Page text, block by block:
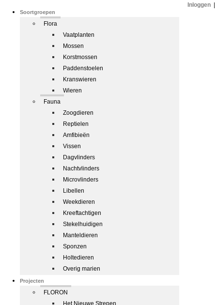
Soortgroepen
Flora
Vaatplanten
Mossen
Korstmossen
Paddenstoelen
Kranswieren
Wieren
Fauna
Zoogdieren
Reptielen
Amfibieën
Vissen
Dagvlinders
Nachtvlinders
Microvlinders
Libellen
Weekdieren
Kreeftachtigen
Stekelhuidigen
Manteldieren
Sponzen
Holtedieren
Overig marien
Projecten
FLORON
Het Nieuwe Strepen
Inloggen